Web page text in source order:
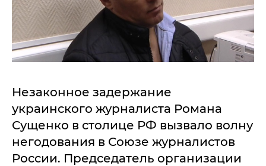
Незаконное задержание
украинского журналиста Романа
Сущенко в столице РФ вызвало волну
негодования в Союзе журналистов
России. Председатель организации